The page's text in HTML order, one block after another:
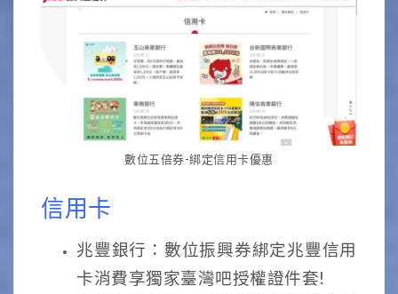
數位五倍券-綁定信用卡優惠
信用卡
兆豐銀行：數位振興券綁定兆豐信用
卡消費享獨家臺灣吧授權證件套!